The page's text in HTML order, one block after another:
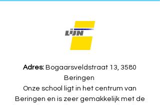
Adres: Bogaarsveldstraat 13, 3580
Beringen
Onze school ligt in het centrum van
Beringen en is zeer gemakkelijk met de